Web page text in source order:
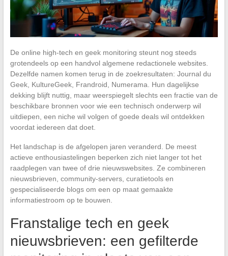
De online high-tech en geek monitoring steunt nog steeds
grotendeels op een handvol algemene redactionele websites.
Dezelfde namen komen terug in de zoekresultaten: Journal du
Geek, KultureGeek, Frandroid, Numerama. Hun dagelijkse
dekking blijft nuttig, maar weerspiegelt slechts een fractie van de
beschikbare bronnen voor wie een technisch onderwerp wil
uitdiepen, een niche wil volgen of goede deals wil ontdekken
voordat iedereen dat doet.
Het landschap is de afgelopen jaren veranderd. De meest
actieve enthousiastelingen beperken zich niet langer tot het
raadplegen van twee of drie nieuwswebsites. Ze combineren
nieuwsbrieven, community-servers, curatietools en
gespecialiseerde blogs om een op maat gemaakte
informatiestroom op te bouwen.
Franstalige tech en geek
nieuwsbrieven: een gefilterde